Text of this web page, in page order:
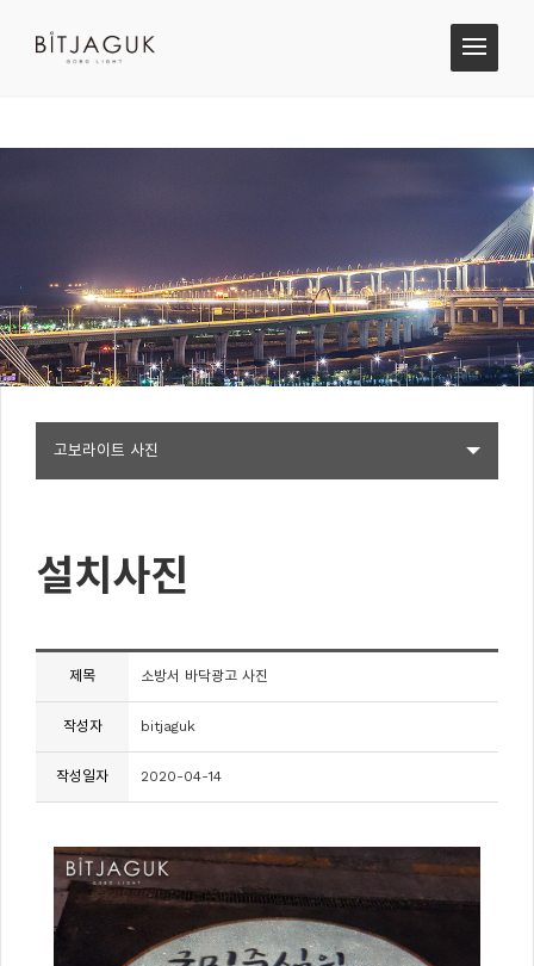
고보라이트 사진
설치사진
제목 소방서 바닥광고 사진
작성자 bitjaguk
작성일자 2020-04-14